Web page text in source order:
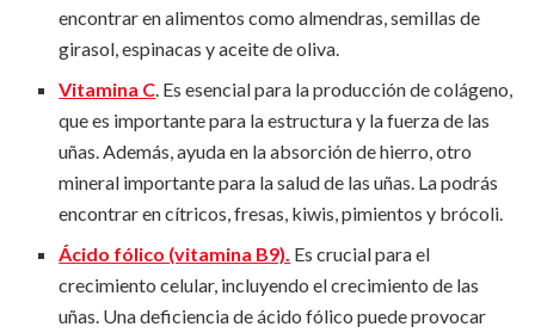
encontrar en alimentos como almendras, semillas de
girasol, espinacas y aceite de oliva.
Vitamina C. Es esencial para la producción de colágeno,
que es importante para la estructura y la fuerza de las
uñas. Además, ayuda en la absorción de hierro, otro
mineral importante para la salud de las uñas. La podrás
encontrar en cítricos, fresas, kiwis, pimientos y brócoli.
Ácido fólico (vitamina B9). Es crucial para el
crecimiento celular, incluyendo el crecimiento de las
uñas. Una deficiencia de ácido fólico puede provocar